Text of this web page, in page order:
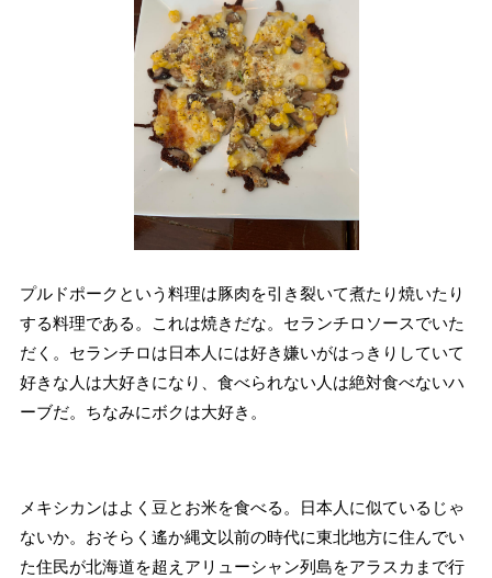
プルドポークという料理は豚肉を引き裂いて煮たり焼いたり
する料理である。これは焼きだな。セランチロソースでいた
だく。セランチロは日本人には好き嫌いがはっきりしていて
好きな人は大好きになり、食べられない人は絶対食べないハ
ーブだ。ちなみにボクは大好き。
メキシカンはよく豆とお米を食べる。日本人に似ているじゃ
ないか。おそらく遙か縄文以前の時代に東北地方に住んでい
た住民が北海道を超えアリューシャン列島をアラスカまで行